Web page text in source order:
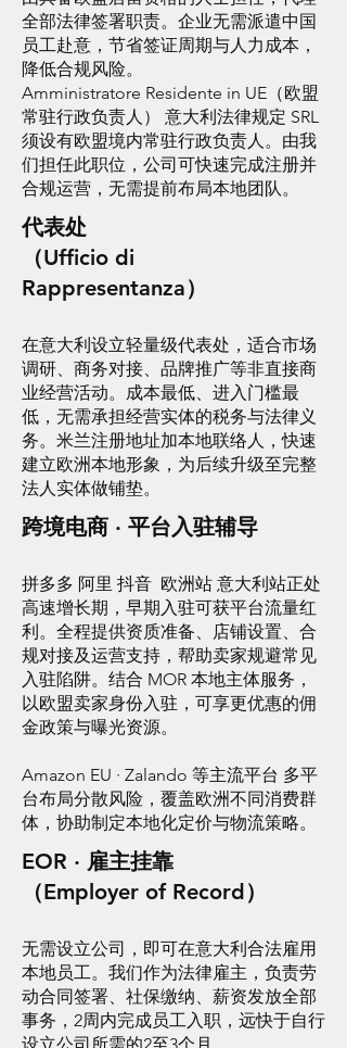
全部法律签署职责。企业无需派遣中国
员工赴意，节省签证周期与人力成本，
降低合规风险。
Amministratore Residente in UE（欧盟
常驻行政负责人） 意大利法律规定 SRL
须设有欧盟境内常驻行政负责人。由我
们担任此职位，公司可快速完成注册并
合规运营，无需提前布局本地团队。
代表处
（Ufficio di
Rappresentanza）
在意大利设立轻量级代表处，适合市场
调研、商务对接、品牌推广等非直接商
业经营活动。成本最低、进入门槛最
低，无需承担经营实体的税务与法律义
务。米兰注册地址加本地联络人，快速
建立欧洲本地形象，为后续升级至完整
法人实体做铺垫。
跨境电商 · 平台入驻辅导
拼多多 阿里 抖音 欧洲站 意大利站正处
高速增长期，早期入驻可获平台流量红
利。全程提供资质准备、店铺设置、合
规对接及运营支持，帮助卖家规避常见
入驻陷阱。结合 MOR 本地主体服务，
以欧盟卖家身份入驻，可享更优惠的佣
金政策与曝光资源。
Amazon EU · Zalando 等主流平台 多平
台布局分散风险，覆盖欧洲不同消费群
体，协助制定本地化定价与物流策略。
EOR · 雇主挂靠
（Employer of Record）
无需设立公司，即可在意大利合法雇用
本地员工。我们作为法律雇主，负责劳
动合同签署、社保缴纳、薪资发放全部
事务，2周内完成员工入职，远快于自行